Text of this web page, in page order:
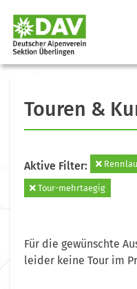
Touren &
Aktive Filter:
Tour-mehrtaegig
Für die gewünschte
leider keine Tour im